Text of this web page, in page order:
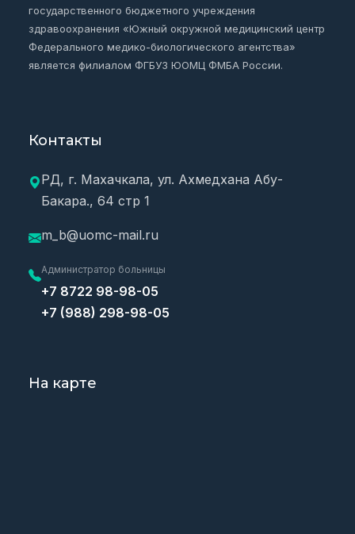
государственного бюджетного учреждения
здравоохранения «Южный окружной медицинский центр
Федерального медико-биологического агентства»
является филиалом ФГБУЗ ЮОМЦ ФМБА России.
Контакты
РД, г. Махачкала, ул. Ахмедхана Абу-
Бакара., 64 стр 1
m_b@uomc-mail.ru
Администратор больницы
+7 8722 98-98-05
+7 (988) 298-98-05
На карте